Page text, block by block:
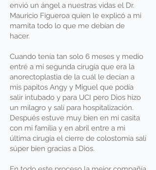
envió un ángel a nuestras vidas el Dr.
Mauricio Figueroa quien le explicó a mi
mamita todo lo que me debían de
hacer.
Cuando tenía tan solo 6 meses y medio
entré a mi segunda cirugía que era la
anorectoplastia de la cuál le decían a
mis papitos Angy y Miguel que podía
salir intubado y para UCI pero Dios hizo
un milagro y salí para hospitalización.
Después estuve muy bien en mi casita
con mi familia y en abril entre a mi
última cirugía el cierre de colostomia salí
súper bien gracias a Dios.